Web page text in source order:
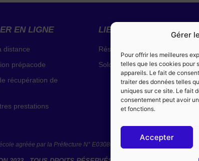
Gérer
Pour offrir les meilleures
telles que les cookies pour
appareils. Le fait de
traiter des données telles
uniques sur ce site. Le fait
consentement peut avoir
et fonctions.
Accepter
EN LIGNE
distance
prépacode
récupération de
prestations
LIENS EXTERNES
Résultats de permis
Solde de points
agréée par la Préfecture N° E0308006400.